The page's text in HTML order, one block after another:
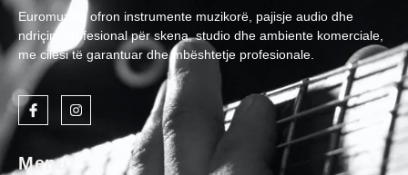
Euromuzika ofron instrumente muzikorë, pajisje audio dhe
ndriçim profesional për skena, studio dhe ambiente komerciale,
me cilësi të garantuar dhe mbështetje profesionale.
Menu